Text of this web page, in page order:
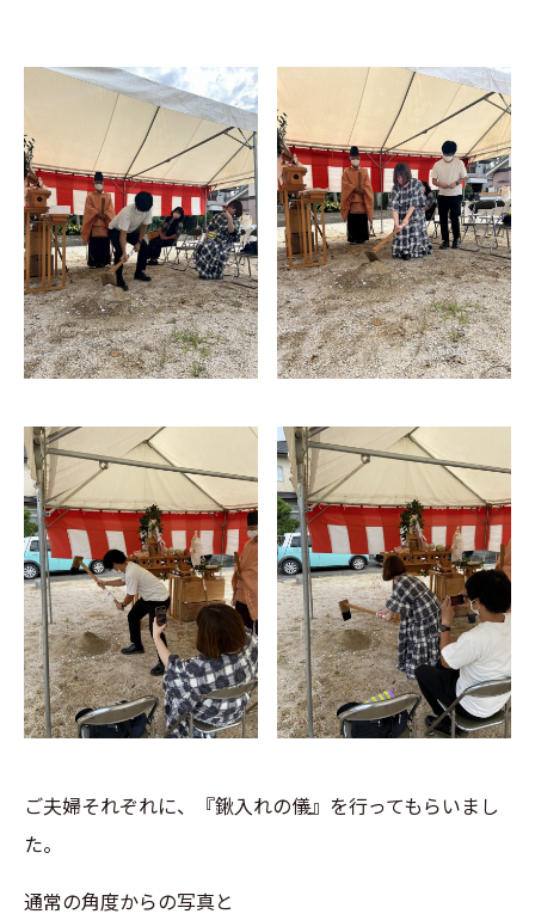
ご夫婦それぞれに、『鍬入れの儀』を行ってもらいまし
た。
通常の角度からの写真と